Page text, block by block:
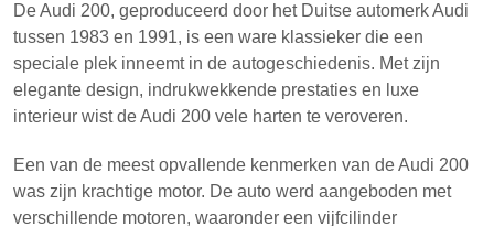
De Audi 200, geproduceerd door het Duitse automerk Audi
tussen 1983 en 1991, is een ware klassieker die een
speciale plek inneemt in de autogeschiedenis. Met zijn
elegante design, indrukwekkende prestaties en luxe
interieur wist de Audi 200 vele harten te veroveren.
Een van de meest opvallende kenmerken van de Audi 200
was zijn krachtige motor. De auto werd aangeboden met
verschillende motoren, waaronder een vijfcilinder